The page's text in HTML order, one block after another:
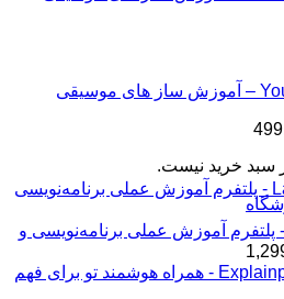
سبد خرید نیست.
محدوده
تومان249,000
تا
تومان499,000
اکانت پرمیوم LabEx - پلتفرم آموزش عملی برنامه‌نویسی و